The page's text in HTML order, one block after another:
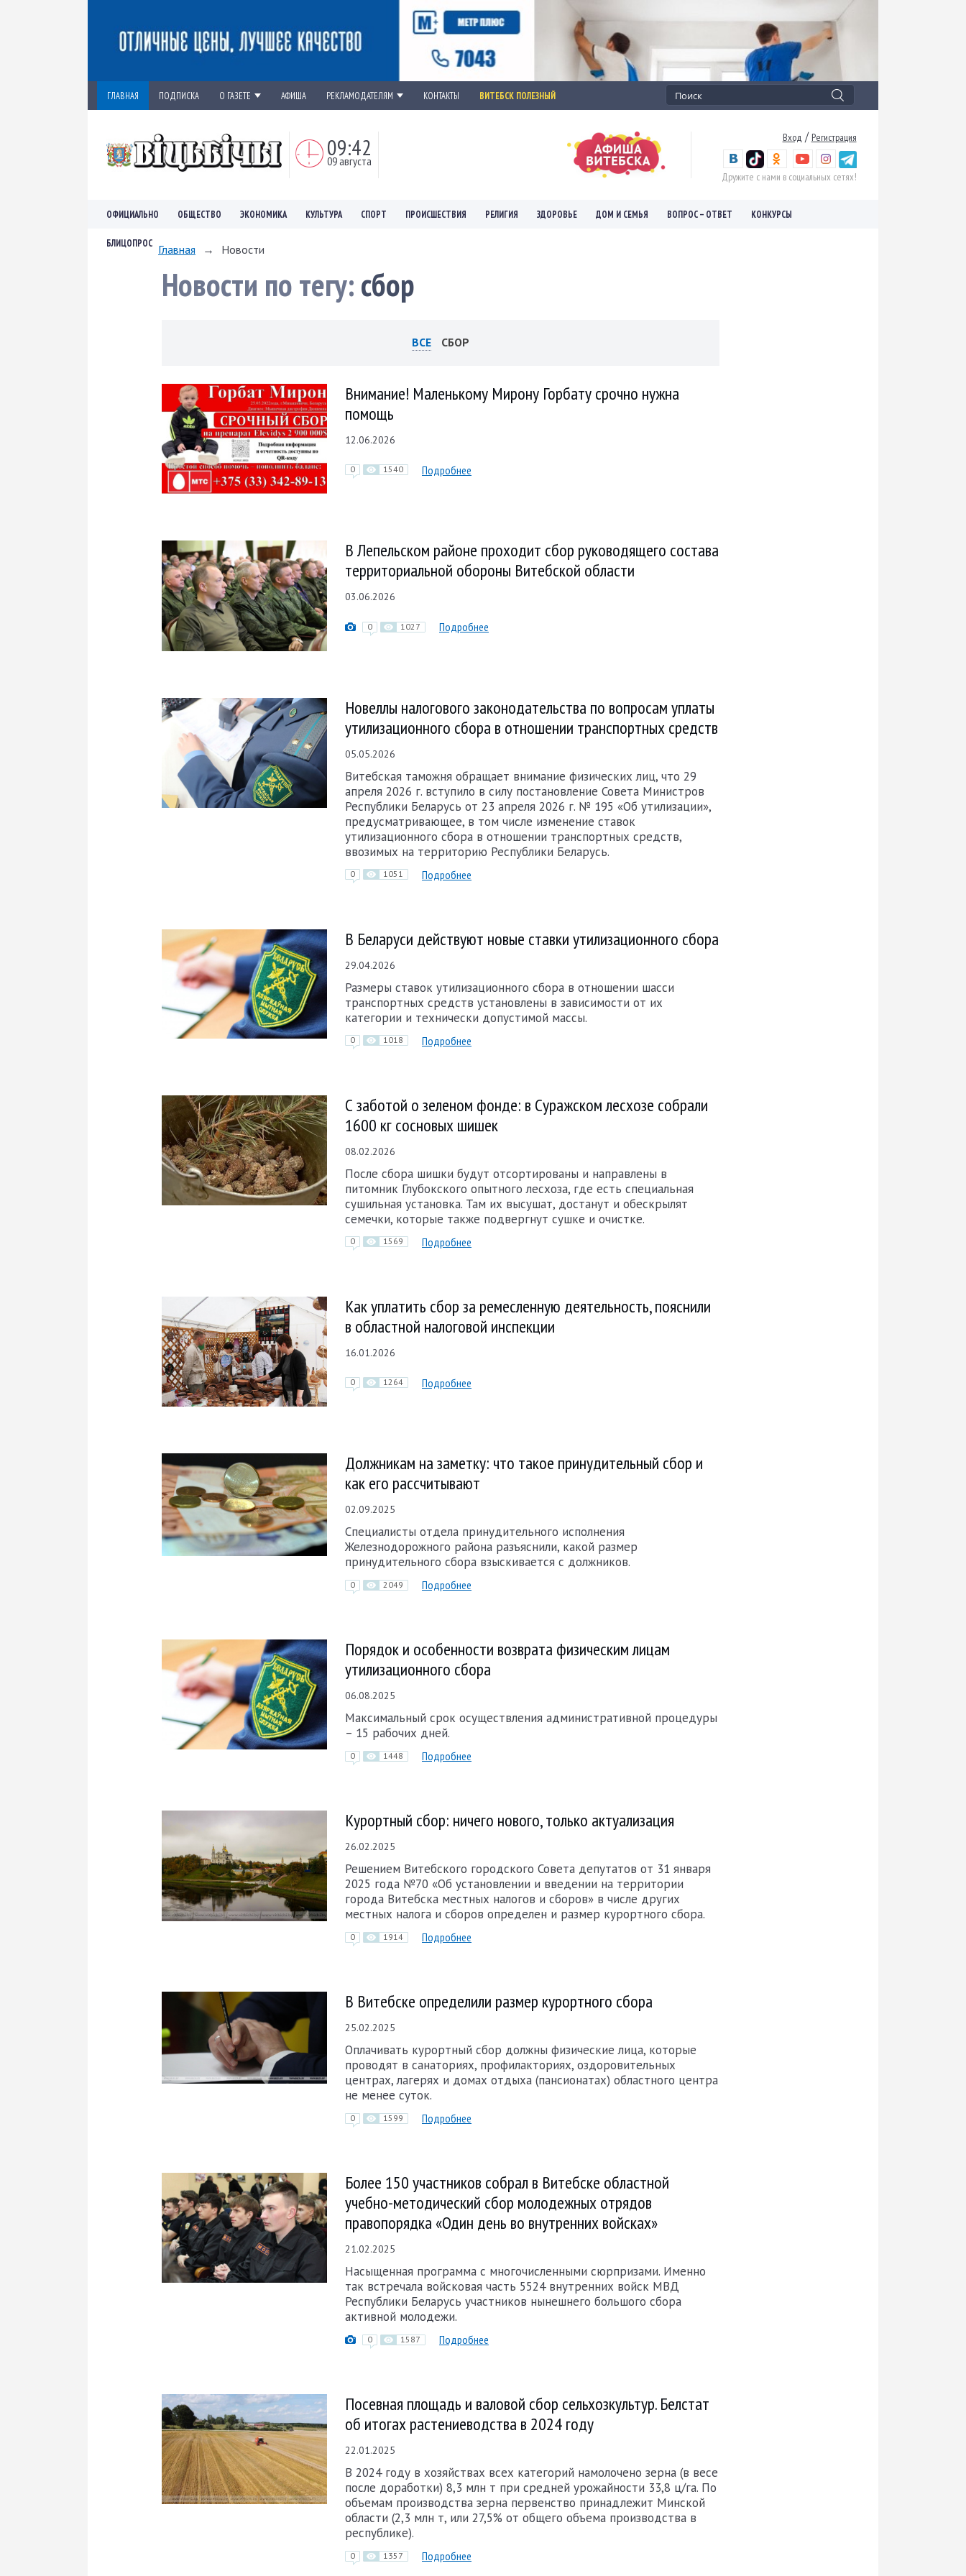
ГЛАВНАЯ ПОДПИСКА О ГАЗЕТЕ АФИША РЕКЛАМОДАТЕЛЯМ КОНТАКТЫ ВИТЕБСК ПОЛЕЗНЫЙ
09:42
09 августа
Вход / Регистрация
Дружите с нами в социальных сетях!
ОФИЦИАЛЬНО ОБЩЕСТВО ЭКОНОМИКА КУЛЬТУРА СПОРТ ПРОИСШЕСТВИЯ РЕЛИГИЯ ЗДОРОВЬЕ ДОМ И СЕМЬЯ ВОПРОС – ОТВЕТ КОНКУРСЫ
БЛИЦОПРОС Главная → Новости
Новости по тегу:сбор
ВСЕ СБОР
Внимание! Маленькому Мирону Горбату срочно нужна
помощь
12.06.2026
0 1540 Подробнее
В Лепельском районе проходит сбор руководящего состава
территориальной обороны Витебской области
03.06.2026
0 1027 Подробнее
Новеллы налогового законодательства по вопросам уплаты
утилизационного сбора в отношении транспортных средств
05.05.2026
Витебская таможня обращает внимание физических лиц, что 29
апреля 2026 г. вступило в силу постановление Совета Министров
Республики Беларусь от 23 апреля 2026 г. № 195 «Об утилизации»,
предусматривающее, в том числе изменение ставок
утилизационного сбора в отношении транспортных средств,
ввозимых на территорию Республики Беларусь.
0 1051 Подробнее
В Беларуси действуют новые ставки утилизационного сбора
29.04.2026
Размеры ставок утилизационного сбора в отношении шасси
транспортных средств установлены в зависимости от их
категории и технически допустимой массы.
0 1018 Подробнее
С заботой о зеленом фонде: в Суражском лесхозе собрали
1600 кг сосновых шишек
08.02.2026
После сбора шишки будут отсортированы и направлены в
питомник Глубокского опытного лесхоза, где есть специальная
сушильная установка. Там их высушат, достанут и обескрылят
семечки, которые также подвергнут сушке и очистке.
0 1569 Подробнее
Как уплатить сбор за ремесленную деятельность, пояснили
в областной налоговой инспекции
16.01.2026
0 1264 Подробнее
Должникам на заметку: что такое принудительный сбор и
как его рассчитывают
02.09.2025
Специалисты отдела принудительного исполнения
Железнодорожного района разъяснили, какой размер
принудительного сбора взыскивается с должников.
0 2049 Подробнее
Порядок и особенности возврата физическим лицам
утилизационного сбора
06.08.2025
Максимальный срок осуществления административной процедуры
– 15 рабочих дней.
0 1448 Подробнее
Курортный сбор: ничего нового, только актуализация
26.02.2025
Решением Витебского городского Совета депутатов от 31 января
2025 года №70 «Об установлении и введении на территории
города Витебска местных налогов и сборов» в числе других
местных налога и сборов определен и размер курортного сбора.
0 1914 Подробнее
В Витебске определили размер курортного сбора
25.02.2025
Оплачивать курортный сбор должны физические лица, которые
проводят в санаториях, профилакториях, оздоровительных
центрах, лагерях и домах отдыха (пансионатах) областного центра
не менее суток.
0 1599 Подробнее
Более 150 участников собрал в Витебске областной
учебно-методический сбор молодежных отрядов
правопорядка «Один день во внутренних войсках»
21.02.2025
Насыщенная программа с многочисленными сюрпризами. Именно
так встречала войсковая часть 5524 внутренних войск МВД
Республики Беларусь участников нынешнего большого сбора
активной молодежи.
0 1587 Подробнее
Посевная площадь и валовой сбор сельхозкультур. Белстат
об итогах растениеводства в 2024 году
22.01.2025
В 2024 году в хозяйствах всех категорий намолочено зерна (в весе
после доработки) 8,3 млн т при средней урожайности 33,8 ц/га. По
объемам производства зерна первенство принадлежит Минской
области (2,3 млн т, или 27,5% от общего объема производства в
республике).
0 1357 Подробнее